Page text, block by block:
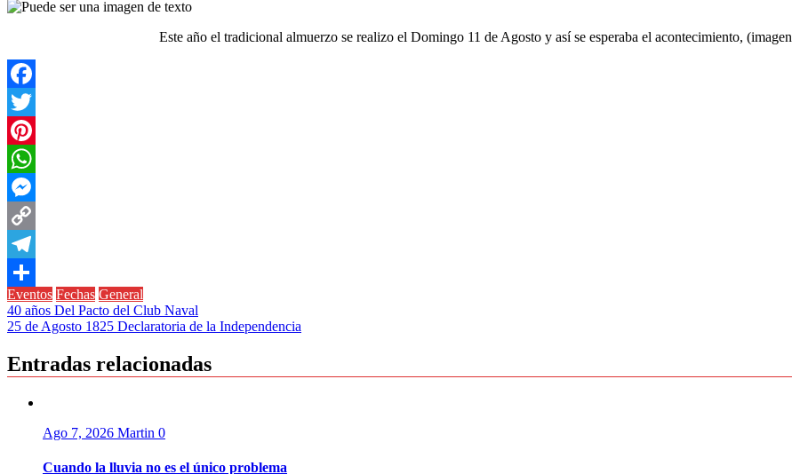
Este año el tradicional almuerzo se realizo el Domingo 11 de Agosto y así se esperaba el acontecimiento, (imagen
Facebook
Twitter
Pinterest
WhatsApp
Messenger
Copy
Link
Telegram
Compartir
Eventos Fechas General
Navegación
de
entradas
40 años Del Pacto del Club Naval
25 de Agosto 1825 Declaratoria de la Independencia
Entradas relacionadas
Ago 7, 2026 Martin 0
Cuando la lluvia no es el único problema